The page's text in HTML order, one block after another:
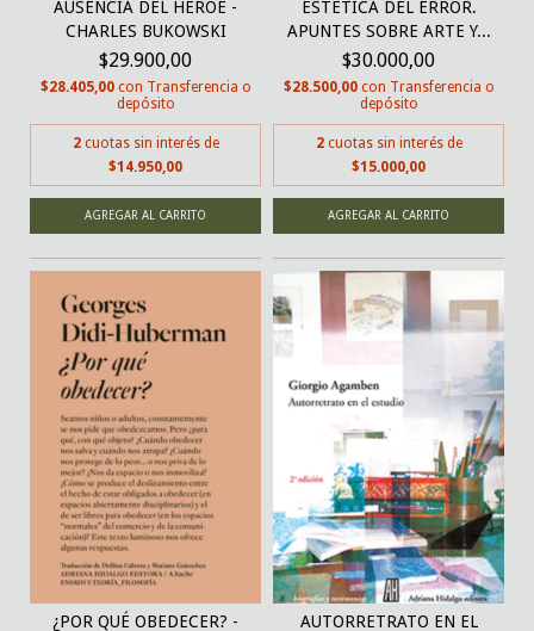
AUSENCIA DEL HÉROE -
CHARLES BUKOWSKI
$29.900,00
$28.405,00 con Transferencia o
depósito
2 cuotas sin interés de
$14.950,00
ESTÉTICA DEL ERROR.
APUNTES SOBRE ARTE Y...
$30.000,00
$28.500,00 con Transferencia o
depósito
2 cuotas sin interés de
$15.000,00
¿POR QUÉ OBEDECER? -
AUTORRETRATO EN EL